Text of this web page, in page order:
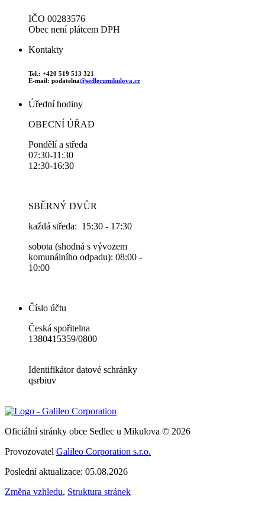
IČO 00283576
Obec není plátcem DPH
Kontakty
Tel.: +420 519 513 321
E-mail: podatelna@sedlecumikulova.cz
Úřední hodiny
OBECNÍ ÚŘAD
Pondělí a středa
07:30-11:30
12:30-16:30
SBĚRNÝ DVŮR
každá středa: 15:30 - 17:30
sobota (shodná s vývozem
komunálního odpadu): 08:00 -
10:00
Číslo účtu
Česká spořitelna
1380415359/0800
Identifikátor datové schránky
qsrbiuv
Oficiální stránky obce Sedlec u Mikulova © 2026
Provozovatel Galileo Corporation s.r.o.
Poslední aktualizace: 05.08.2026
Změna vzhledu, Struktura stránek